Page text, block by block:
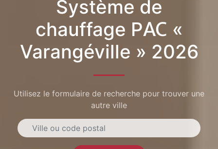
Système de
chauffage PAC «
Varangéville » 2026
Utilisez le formulaire de recherche pour trouver une
autre ville